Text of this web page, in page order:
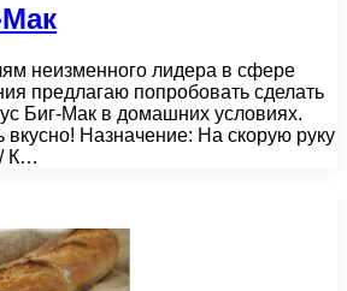
неизменного лидера в сфере
предлагаю попробовать сделать
Биг-Мак в домашних условиях.
вкусно! Назначение: На скорую руку
К…